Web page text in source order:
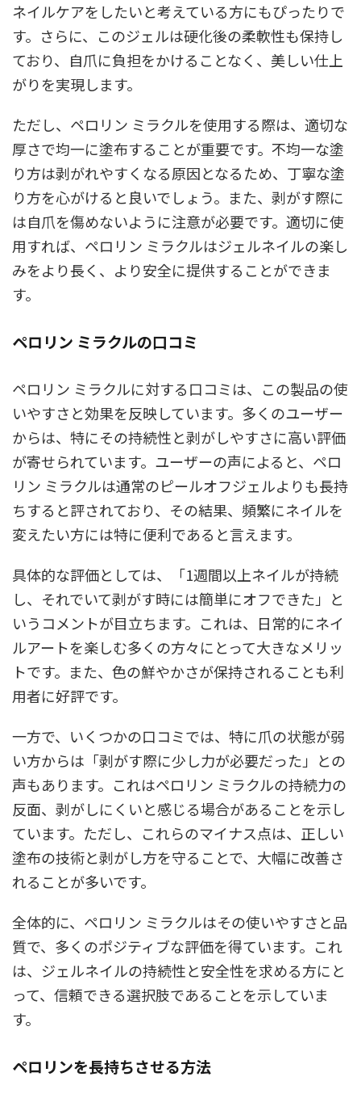
ネイルケアをしたいと考えている方にもぴったりで
す。さらに、このジェルは硬化後の柔軟性も保持し
ており、自爪に負担をかけることなく、美しい仕上
がりを実現します。
ただし、ペロリン ミラクルを使用する際は、適切な
厚さで均一に塗布することが重要です。不均一な塗
り方は剥がれやすくなる原因となるため、丁寧な塗
り方を心がけると良いでしょう。また、剥がす際に
は自爪を傷めないように注意が必要です。適切に使
用すれば、ペロリン ミラクルはジェルネイルの楽し
みをより長く、より安全に提供することができま
す。
ペロリン ミラクルの口コミ
ペロリン ミラクルに対する口コミは、この製品の使
いやすさと効果を反映しています。多くのユーザー
からは、特にその持続性と剥がしやすさに高い評価
が寄せられています。ユーザーの声によると、ペロ
リン ミラクルは通常のピールオフジェルよりも長持
ちすると評されており、その結果、頻繁にネイルを
変えたい方には特に便利であると言えます。
具体的な評価としては、「1週間以上ネイルが持続
し、それでいて剥がす時には簡単にオフできた」と
いうコメントが目立ちます。これは、日常的にネイ
ルアートを楽しむ多くの方々にとって大きなメリッ
トです。また、色の鮮やかさが保持されることも利
用者に好評です。
一方で、いくつかの口コミでは、特に爪の状態が弱
い方からは「剥がす際に少し力が必要だった」との
声もあります。これはペロリン ミラクルの持続力の
反面、剥がしにくいと感じる場合があることを示し
ています。ただし、これらのマイナス点は、正しい
塗布の技術と剥がし方を守ることで、大幅に改善さ
れることが多いです。
全体的に、ペロリン ミラクルはその使いやすさと品
質で、多くのポジティブな評価を得ています。これ
は、ジェルネイルの持続性と安全性を求める方にと
って、信頼できる選択肢であることを示していま
す。
ペロリンを長持ちさせる方法